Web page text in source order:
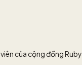
của cộng đồng Ruby.